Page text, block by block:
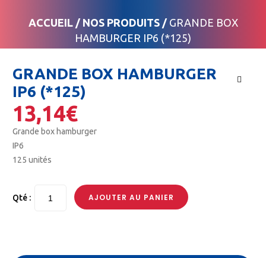
ACCUEIL/ NOS PRODUITS/ GRANDE BOX
HAMBURGER IP6 (*125)
GRANDE BOX HAMBURGER
IP6 (*125)
13,14€
Grande box hamburger
IP6
125 unités
Qté : AJOUTER AU PANIER